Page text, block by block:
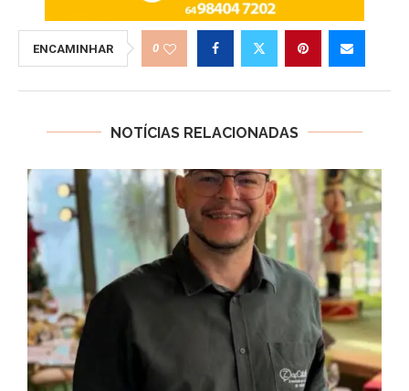
ENCAMINHAR 0
NOTÍCIAS RELACIONADAS